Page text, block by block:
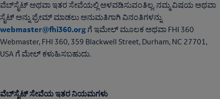
ವೆಬ್‌ಸೈಟ್ ಅಥವಾ ಇತರ ಸೇವೆಯಲ್ಲಿ ಅಳವಡಿಸುವಂತಿಲ್ಲ. ನಮ್ಮ ವಿಷಯ ಅಥವಾ
ಸೈಟ್ ಅನ್ನು ಫ್ರೇಮ್ ಮಾಡಲು ಅನುಮತಿಗಾಗಿ ವಿನಂತಿಗಳನ್ನು
webmaster@fhi360.org ಗೆ ಇಮೇಲ್ ಮೂಲಕ ಅಥವಾ FHI 360
Webmaster, FHI 360, 359 Blackwell Street, Durham, NC 27701,
USA ಗೆ ಮೇಲ್‌ ಕಳುಹಿಸಬಹುದು.
ವೆಬ್‌ಸೈಟ್ ಸೇವೆಯ ಇತರ ನಿಯಮಗಳು